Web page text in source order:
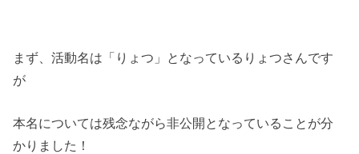
まず、活動名は「りょつ」となっているりょつさんです
が
本名については残念ながら非公開となっていることが分
かりました！